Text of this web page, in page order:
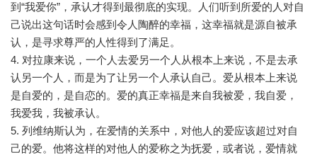
到“我爱你”，承认才得到最彻底的实现。人们听到所爱的人对自
己说出这句话时会感到令人陶醉的幸福，这幸福就是源自被承
认，是寻求尊严的人性得到了满足。
4. 对拉康来说，一个人去爱另一个人从根本上来说，不是去承
认另一个人，而是为了让另一个人承认自己。爱从根本上来说
是自爱的，是自恋的。爱的真正幸福是来自我被爱，我自爱，
我爱我，我被承认。
5. 列维纳斯认为，在爱情的关系中，对他人的爱应该超过对自
己的爱。他将这样的对他人的爱称之为抚爱，或者说，爱情就